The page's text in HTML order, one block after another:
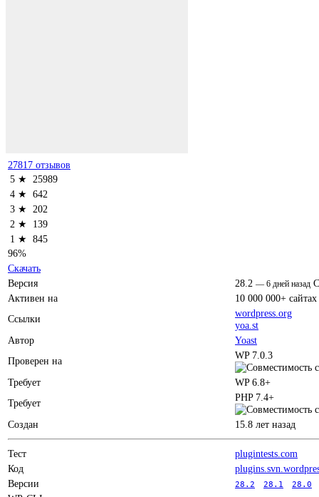
27817 отзывов
5 ★
25989
4 ★ 642
3 ★
202
2 ★
139
1 ★ 845
96%
Скачать
Версия
28.2 — 6 дней назад
Активен на
10 000 000+ сайтах
Ссылки
wordpress.org
yoa.st
Автор
Yoast
Проверен на
WP 7.0.3
Требует
WP 6.8+
Требует
PHP 7.4+
Создан 15.8 лет назад
Тест
plugintests.com
Код
Версии
28.2 28.1 28.0